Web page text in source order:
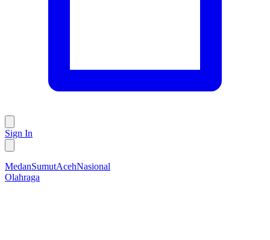
Sign In
MedanSumutAcehNasional
Olahraga